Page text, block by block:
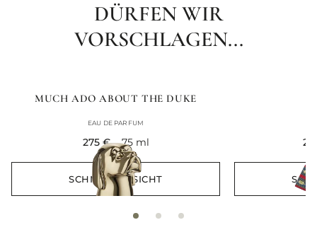
DÜRFEN WIR
VORSCHLAGEN...
MUCH ADO ABOUT THE DUKE
EAU DE PARFUM
275 €
75 ml
SCHNELLANSICHT